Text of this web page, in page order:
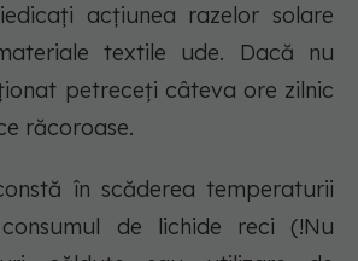
acțiunea razelor solare
textile ude. Dacă nu
petreceți câteva ore zilnic
răcoroase.
în scăderea temperaturii
de lichide reci (!Nu